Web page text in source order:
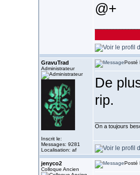
@+
GravuTrad
Administrateur
Inscrit le:
Messages: 9281
Localisation: af
Posté
De
rip.
On a toujours
jenyco2
Colloque Ancien
Posté